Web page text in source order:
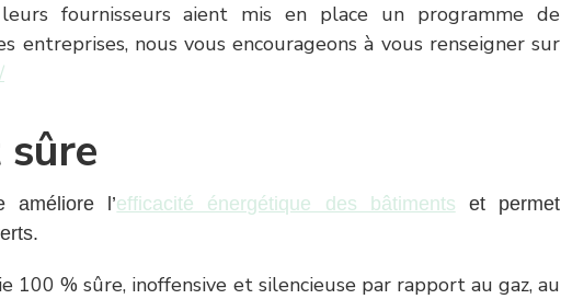
fournisseurs aient mis en place un programme de
entreprises, nous vous encourageons à vous renseigner sur
améliore l’efficacité énergétique des bâtiments et permet
100 % sûre, inoffensive et silencieuse par rapport au gaz, au